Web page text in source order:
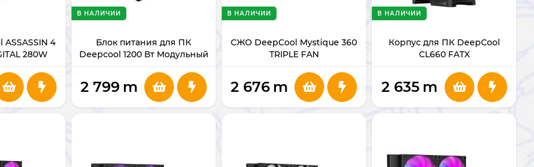
4
280W
Блок питания для ПК
Deepcool 1200 Вт Модульный
В НАЛИЧИИ
2 799 m
СЖО DeepCool Mystique 360
TRIPLE FAN
В НАЛИЧИИ
2 676 m
Корпус для ПК DeepCool
CL660 FATX
В НАЛИЧИИ
2 635 m